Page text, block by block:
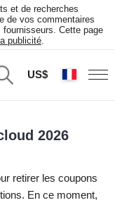
et de recherches
de vos commentaires
Cette page
publicité.
US$
2026
retirer les coupons
En ce moment,